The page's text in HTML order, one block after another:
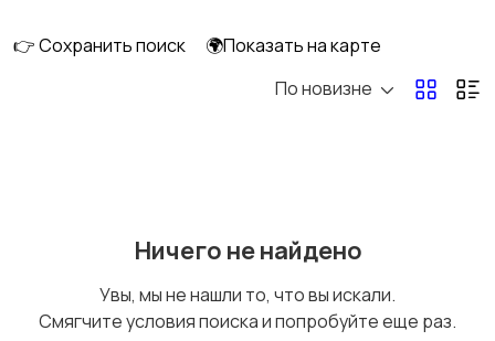
👉 Сохранить поиск
🌍Показать на карте
По новизне
Ничего не найдено
Увы, мы не нашли то, что вы искали.
Смягчите условия поиска и попробуйте еще раз.